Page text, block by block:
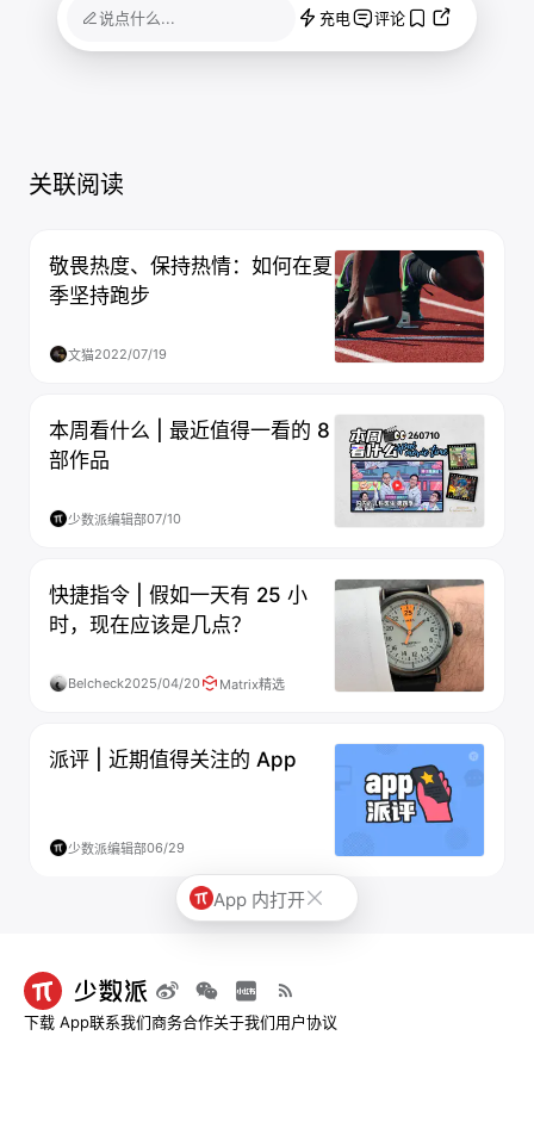
说点什么... 充电 评论
关联阅读
敬畏热度、保持热情：如何在夏
季坚持跑步
文猫2022/07/19
本周看什么 | 最近值得一看的 8
部作品
少数派编辑部07/10
快捷指令 | 假如一天有 25 小
时，现在应该是几点？
Belcheck2025/04/20 Matrix精选
派评 | 近期值得关注的 App
少数派编辑部06/29
App 内打开
下载 App联系我们商务合作关于我们用户协议